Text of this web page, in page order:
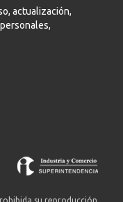
actualización,